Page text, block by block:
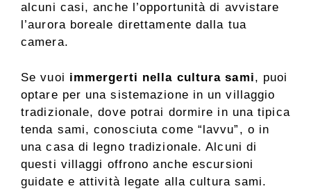
alcuni casi, anche l’opportunità di avvistare
l’aurora boreale direttamente dalla tua
camera.
Se vuoi immergerti nella cultura sami, puoi
optare per una sistemazione in un villaggio
tradizionale, dove potrai dormire in una tipica
tenda sami, conosciuta come “lavvu”, o in
una casa di legno tradizionale. Alcuni di
questi villaggi offrono anche escursioni
guidate e attività legate alla cultura sami.